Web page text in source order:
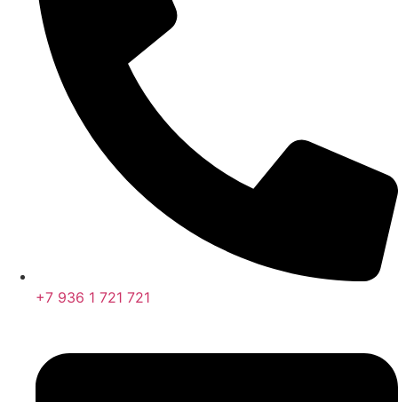
+7 936 1 721 721